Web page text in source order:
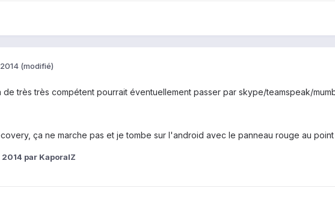
(modifié)
très très compétent pourrait éventuellement passer par skype/teamspeak/
ça ne marche pas et je tombe sur l'android avec le panneau rouge au
2014 par KaporalZ